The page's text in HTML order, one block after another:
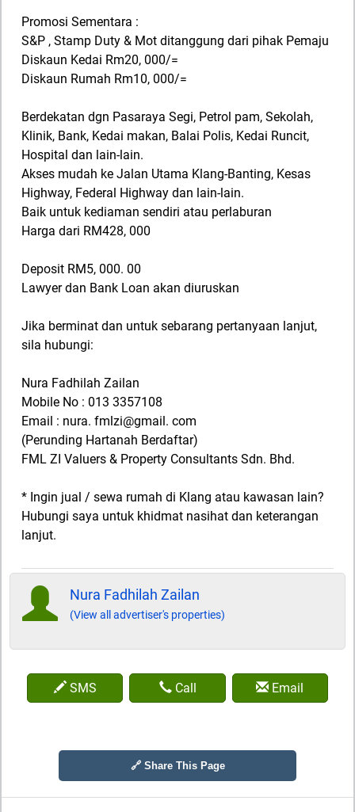
Promosi Sementara :
S&P , Stamp Duty & Mot ditanggung dari pihak Pemaju
Diskaun Kedai Rm20, 000/=
Diskaun Rumah Rm10, 000/=
Berdekatan dgn Pasaraya Segi, Petrol pam, Sekolah,
Klinik, Bank, Kedai makan, Balai Polis, Kedai Runcit,
Hospital dan lain-lain.
Akses mudah ke Jalan Utama Klang-Banting, Kesas
Highway, Federal Highway dan lain-lain.
Baik untuk kediaman sendiri atau perlaburan
Harga dari RM428, 000
Deposit RM5, 000. 00
Lawyer dan Bank Loan akan diuruskan
Jika berminat dan untuk sebarang pertanyaan lanjut,
sila hubungi:
Nura Fadhilah Zailan
Mobile No : 013 3357108
Email : nura. fmlzi@gmail. com
(Perunding Hartanah Berdaftar)
FML ZI Valuers & Property Consultants Sdn. Bhd.
* Ingin jual / sewa rumah di Klang atau kawasan lain?
Hubungi saya untuk khidmat nasihat dan keterangan
lanjut.
Nura Fadhilah Zailan
(View all advertiser's properties)
SMS Call Email
🔗 Share This Page